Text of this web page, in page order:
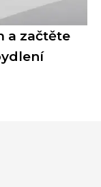
a začtěte